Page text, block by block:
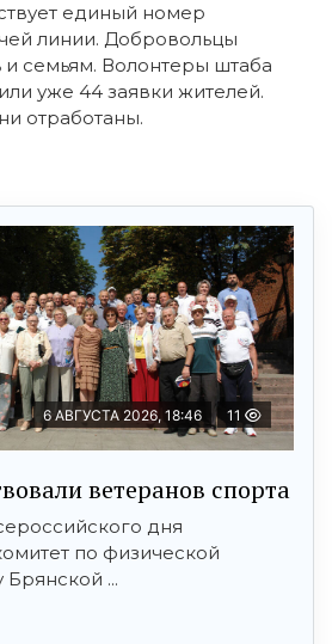
единый номер
линии. Добровольцы
семьям. Волонтеры штаба
уже 44 заявки жителей.
отработаны.
6 АВГУСТА 2026, 18:46 11
ветеранов спорта
дня
по физической
Брянской ...